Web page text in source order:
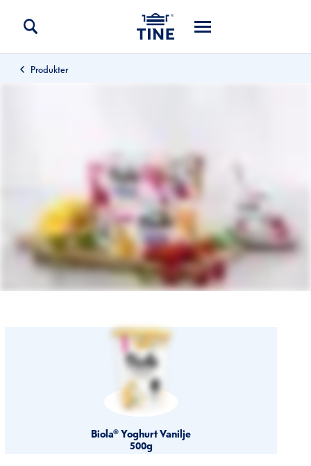
Produkter
Biola® Yoghurt Vanilje
500g